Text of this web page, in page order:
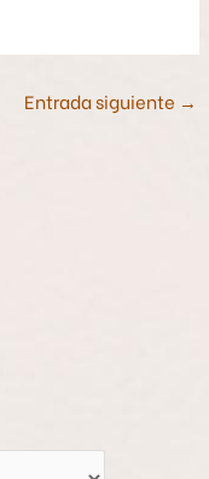
Entrada siguiente →